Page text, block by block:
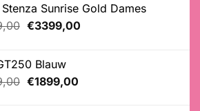
Sunrise Gold Dames
Oorspronkelijke
€3599,00.
€3399,00Huidige
Blauw
Oorspronkelijke
€1899,00Huidige